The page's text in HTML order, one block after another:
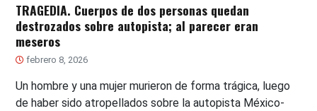
TRAGEDIA. Cuerpos de dos personas quedan
destrozados sobre autopista; al parecer eran
meseros
febrero 8, 2026
Un hombre y una mujer murieron de forma trágica, luego
de haber sido atropellados sobre la autopista México-